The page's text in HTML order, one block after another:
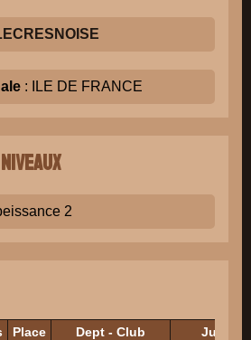
: ILE DE FRANCE
2
Place Dept - Club Juges